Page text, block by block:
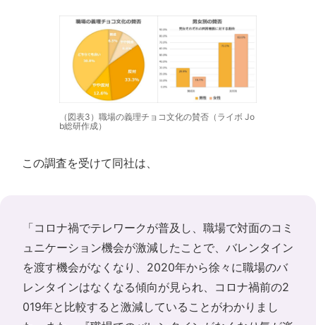
（図表3）職場の義理チョコ文化の賛否（ライボ Jo
b総研作成）
この調査を受けて同社は、
「コロナ禍でテレワークが普及し、職場で対面のコミ
ュニケーション機会が激減したことで、バレンタイン
を渡す機会がなくなり、2020年から徐々に職場のバ
レンタインはなくなる傾向が見られ、コロナ禍前の2
019年と比較すると激減していることがわかりまし